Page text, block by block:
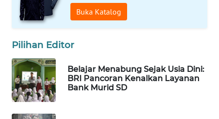
Buka Katalog
Pilihan Editor
Belajar Menabung Sejak Usia Dini:
BRI Pancoran Kenalkan Layanan
Bank Murid SD
WN
DANAU
TOBA
WN
NIAS
WN
LANGKAT